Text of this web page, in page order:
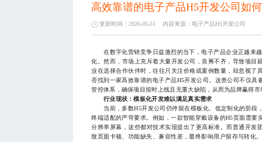
高效靠谱的电子产品H5开发公司如
更新时间：2026-05-31 内容来源： 电子产品H5开发公司
在数字化营销竞争日益激烈的当下，电子产品企业正越来
化。然而，市场上充斥着大量开发公司，良莠不齐，导致项目
业在选择合作伙伴时，往往只关注价格或案例数量，却忽视了
否找到一家高效靠谱的电子产品H5开发公司。这类公司不仅
管控体系，确保项目按时上线且无重大缺陷，从而为品牌赢得市
行业现状：模板化开发难以满足真实需求
当前，多数H5开发公司仍停留在模板化、低定制化的阶段
终端适配的严苛要求。例如，一款智能穿戴设备的H5页面需
分辨率屏幕，这些都对技术实现提出了更高标准。而普通开发
致页面卡顿、功能缺失、兼容性差，最终影响用户留存与转化